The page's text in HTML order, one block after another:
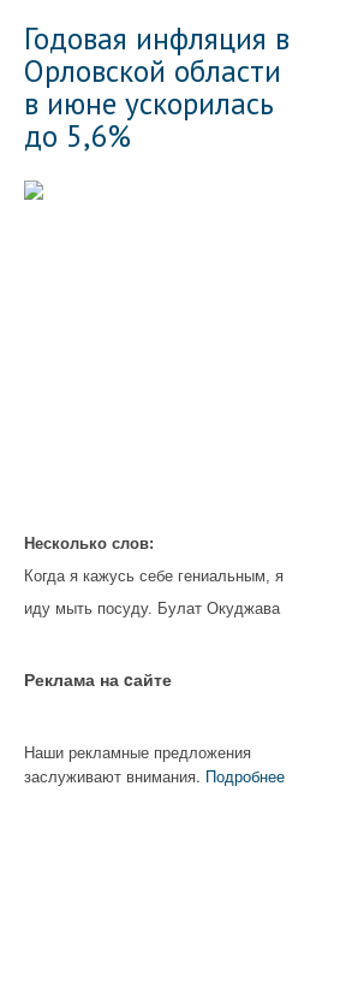
Годовая инфляция в
Орловской области
в июне ускорилась
до 5,6%
Несколько слов:
Когда я кажусь себе гениальным, я
иду мыть посуду. Булат Окуджава
Реклама на cайте
Наши рекламные предложения
заслуживают внимания. Подробнее